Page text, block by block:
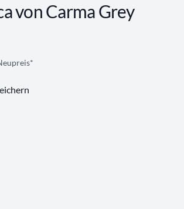
von Carma Grey